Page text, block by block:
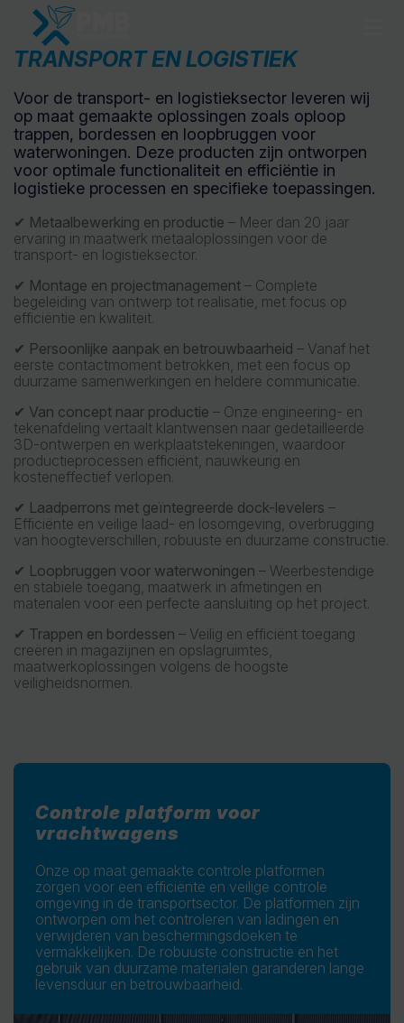
TRANSPORT EN LOGISTIEK
Voor de transport- en logistieksector leveren wij
op maat gemaakte oplossingen zoals oploop
trappen, bordessen en loopbruggen voor
waterwoningen. Deze producten zijn ontworpen
voor optimale functionaliteit en efficiëntie in
logistieke processen en specifieke toepassingen.
✔ Metaalbewerking en productie – Meer dan 20 jaar
ervaring in maatwerk metaaloplossingen voor de
transport- en logistieksector.
✔ Montage en projectmanagement – Complete
begeleiding van ontwerp tot realisatie, met focus op
efficiëntie en kwaliteit.
✔ Persoonlijke aanpak en betrouwbaarheid – Vanaf het
eerste contactmoment betrokken, met een focus op
duurzame samenwerkingen en heldere communicatie.
✔ Van concept naar productie – Onze engineering- en
tekenafdeling vertaalt klantwensen naar gedetailleerde
3D-ontwerpen en werkplaatstekeningen, waardoor
productieprocessen efficiënt, nauwkeurig en
kosteneffectief verlopen.
✔ Laadperrons met geïntegreerde dock-levelers –
Efficiënte en veilige laad- en losomgeving, overbrugging
van hoogteverschillen, robuuste en duurzame constructie.
✔ Loopbruggen voor waterwoningen – Weerbestendige
en stabiele toegang, maatwerk in afmetingen en
materialen voor een perfecte aansluiting op het project.
✔ Trappen en bordessen – Veilig en efficiënt toegang
creëren in magazijnen en opslagruimtes,
maatwerkoplossingen volgens de hoogste
veiligheidsnormen.
Controle platform voor
vrachtwagens
Onze op maat gemaakte controle platformen
zorgen voor een efficiënte en veilige controle
omgeving in de transportsector. De platformen zijn
ontworpen om het controleren van ladingen en
verwijderen van beschermingsdoeken te
vermakkelijken. De robuuste constructie en het
gebruik van duurzame materialen garanderen lange
levensduur en betrouwbaarheid.